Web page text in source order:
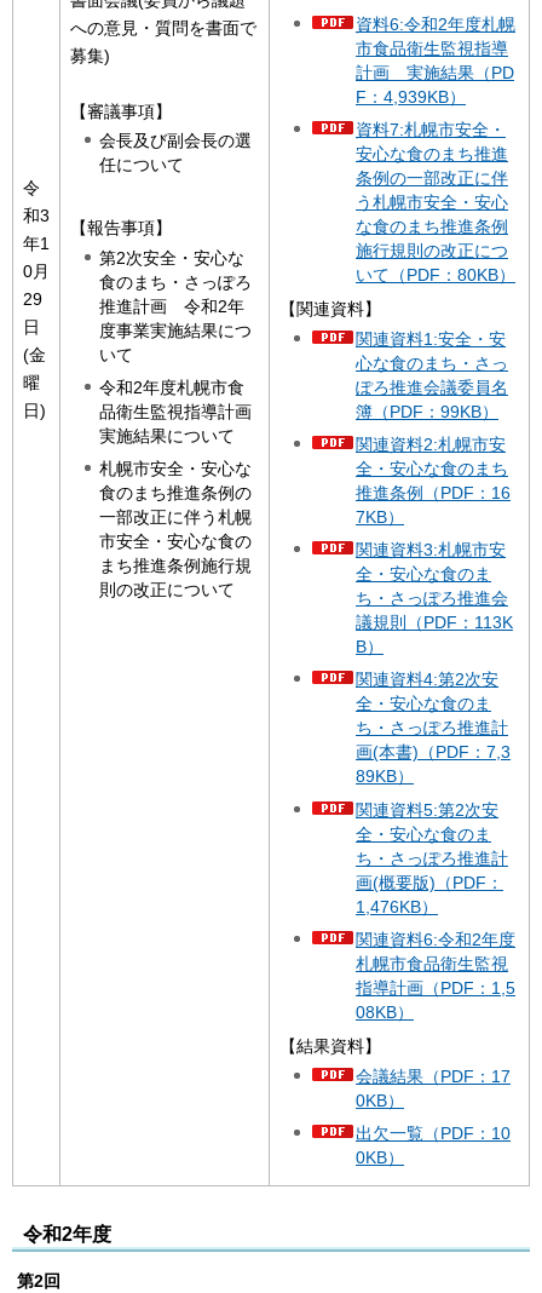
令
和3
年1
0月
29
日
(金
曜
日)
への意見・質問を書面で
募集)
【審議事項】
会長及び副会長の選
任について
【報告事項】
第2次安全・安心な
食のまち・さっぽろ
推進計画 令和2年
度事業実施結果につ
いて
令和2年度札幌市食
品衛生監視指導計画
実施結果について
札幌市安全・安心な
食のまち推進条例の
一部改正に伴う札幌
市安全・安心な食の
まち推進条例施行規
則の改正について
資料6:令和2年度札幌
市食品衛生監視指導
計画 実施結果（PD
F：4,939KB）
資料7:札幌市安全・
安心な食のまち推進
条例の一部改正に伴
う札幌市安全・安心
な食のまち推進条例
施行規則の改正につ
いて（PDF：80KB）
【関連資料】
関連資料1:安全・安
心な食のまち・さっ
ぽろ推進会議委員名
簿（PDF：99KB）
関連資料2:札幌市安
全・安心な食のまち
推進条例（PDF：16
7KB）
関連資料3:札幌市安
全・安心な食のま
ち・さっぽろ推進会
議規則（PDF：113K
B）
関連資料4:第2次安
全・安心な食のま
ち・さっぽろ推進計
画(本書)（PDF：7,3
89KB）
関連資料5:第2次安
全・安心な食のま
ち・さっぽろ推進計
画(概要版)（PDF：
1,476KB）
関連資料6:令和2年度
札幌市食品衛生監視
指導計画（PDF：1,5
08KB）
【結果資料】
会議結果（PDF：17
0KB）
出欠一覧（PDF：10
0KB）
令和2年度
第2回